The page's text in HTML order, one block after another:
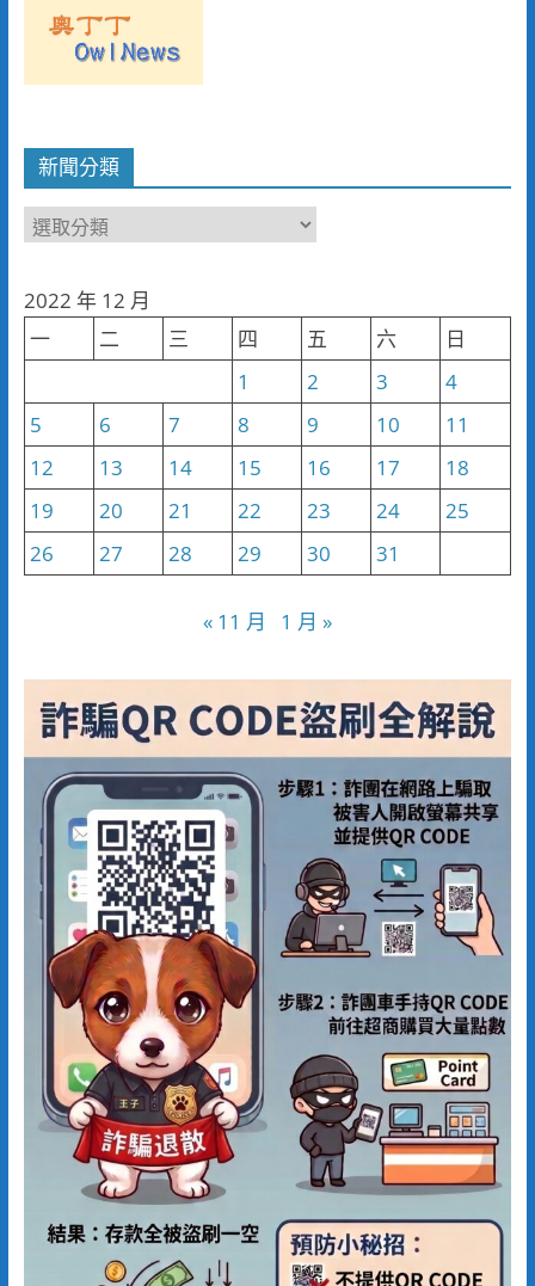
新聞分類
新
類
2022 年 12 月
一
二 三 四 五 六
日
1
2 3
4
5
6 7 8 9 10
11
12
13 14 15 16 17
18
19
20 21 22 23 24
25
26
27 28 29 30 31
« 11 月 1 月 »